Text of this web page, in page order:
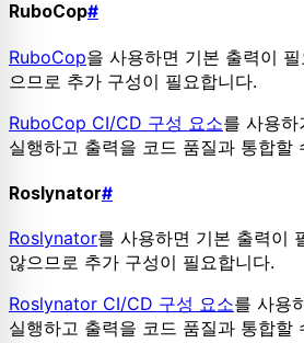
RuboCop#
RuboCop을 사용하면 기본 출력이
으므로 추가 구성이 필요합니다.
RuboCop CI/CD 구성 요소를 사용
실행하고 출력을 코드 품질과 통합할
Roslynator#
Roslynator를 사용하면 기본 출력이
않으므로 추가 구성이 필요합니다.
Roslynator CI/CD 구성 요소를 사용
실행하고 출력을 코드 품질과 통합할